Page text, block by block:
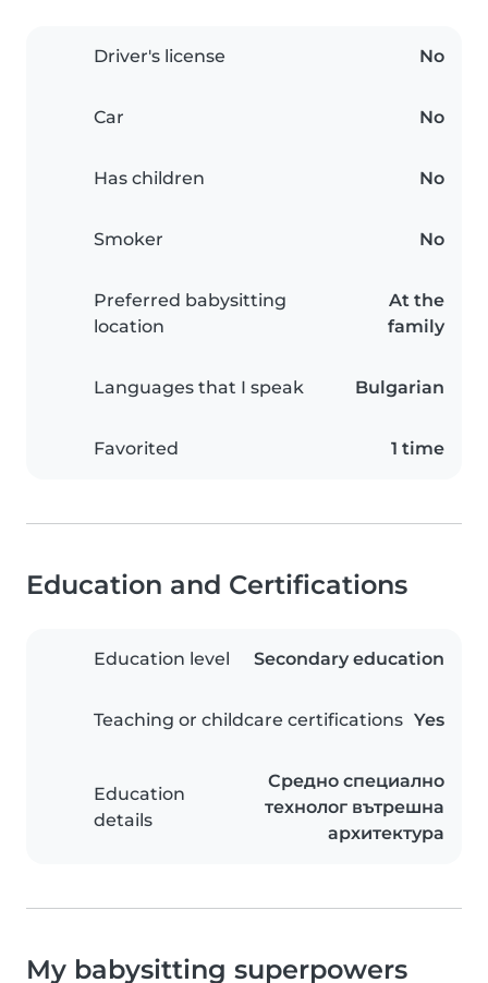
Driver's license No
Car No
Has children No
Smoker No
Preferred babysitting
location
At the
family
Languages that I speak Bulgarian
Favorited 1 time
Education and Certifications
Education level Secondary education
Teaching or childcare certifications Yes
Education
details
Средно специално
технолог вътрешна
архитектура
My babysitting superpowers